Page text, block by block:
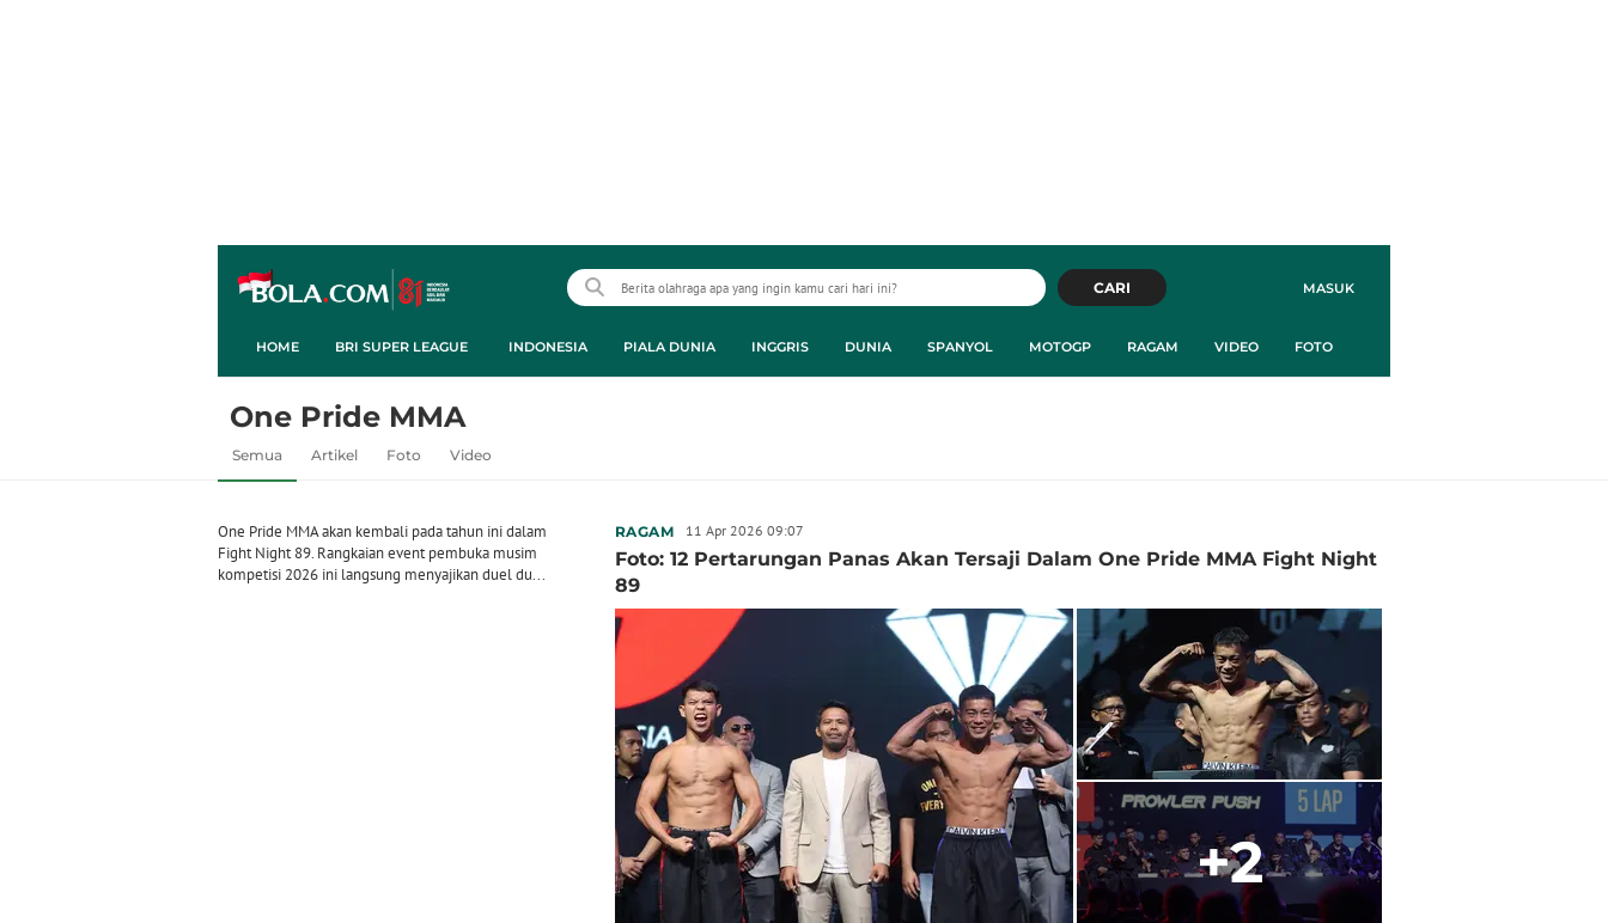
MASUK
CARI
HOME BRI SUPER LEAGUE INDONESIA PIALA DUNIA INGGRIS DUNIA SPANYOL MOTOGP RAGAM VIDEO FOTO
One Pride MMA
Semua Artikel Foto Video
One Pride MMA akan kembali pada tahun ini dalam
Fight Night 89. Rangkaian event pembuka musim
kompetisi 2026 ini langsung menyajikan duel du...
RAGAM 11 Apr 2026 09:07
Foto: 12 Pertarungan Panas Akan Tersaji Dalam One Pride MMA Fight Night
89
+2